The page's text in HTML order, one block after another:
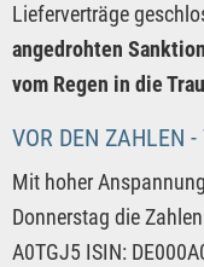
Lieferverträge
angedrohten
vom Regen in die
VOR DEN ZAHLEN -
Mit hoher
Donnerstag die
A0TGJ5 ISIN: